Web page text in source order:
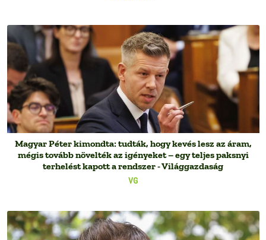
VG
Magyar Péter kimondta: tudták, hogy kevés lesz az áram,
mégis tovább növelték az igényeket – egy teljes paksnyi
terhelést kapott a rendszer - Világgazdaság